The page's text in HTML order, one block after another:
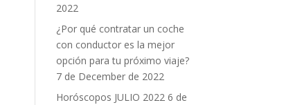
2022
¿Por qué contratar un coche
con conductor es la mejor
opción para tu próximo viaje?
7 de December de 2022
Horóscopos JULIO 2022 6 de